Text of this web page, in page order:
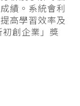
績。系統會利
高學習效率及
創企業」獎